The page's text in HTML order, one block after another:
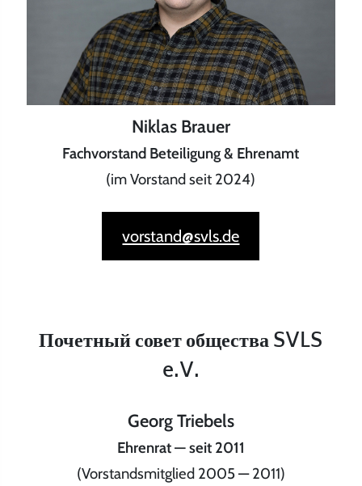
Niklas Brauer
Fachvorstand Beteiligung & Ehrenamt
(im Vorstand seit 2024)
vorstand@svls.de
Почетный совет общества SVLS
e.V.
Georg Triebels
Ehrenrat — seit 2011
(Vorstandsmitglied 2005 — 2011)